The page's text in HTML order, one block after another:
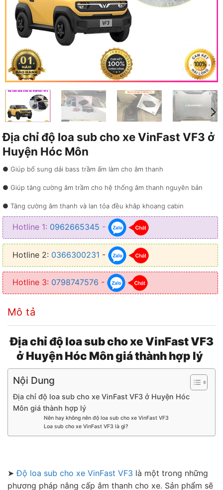
Địa chỉ độ loa sub cho xe VinFast VF3 ở
Huyện Hóc Môn
● Giúp bổ sung dải bass trầm ấm làm cho âm thanh
● Giúp tăng cường âm trầm cho hệ thống âm thanh nguyên bản
● Tăng cường âm thanh và lan tỏa đều khắp khoang cabin
● Giúp cho âm thanh trên xe trở nên hoàn chỉnh và sống động hơn
● Tiết kiệm diện tích, không ảnh hưởng tới không gian trong xe
● Lắp đặt đơn giản, dễ dàng loa sub chủ yếu được đặt ở gầm ghế
Hotline 1: 0962665345 -
Hotline 2: 0366300231 -
Hotline 3: 0798747576 -
Mô tả
Địa chỉ độ loa sub cho xe VinFast VF3
ở Huyện Hóc Môn giá thành hợp lý
Nội Dung
Địa chỉ độ loa sub cho xe VinFast VF3 ở Huyện Hóc
Môn giá thành hợp lý
Nên hay không nên độ loa sub cho xe VinFast VF3
Loa sub cho xe VinFast VF3 là gì?
➤Độ loa sub cho xe VinFast VF3 là một trong những
phương pháp nâng cấp âm thanh cho xe. Sản phẩm sẽ